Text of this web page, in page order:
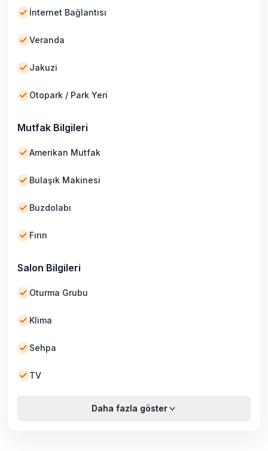
İnternet Bağlantısı
Veranda
Jakuzi
Otopark / Park Yeri
Mutfak Bilgileri
Amerikan Mutfak
Bulaşık Makinesi
Buzdolabı
Fırın
Salon Bilgileri
Oturma Grubu
Klima
Sehpa
TV
Daha fazla göster